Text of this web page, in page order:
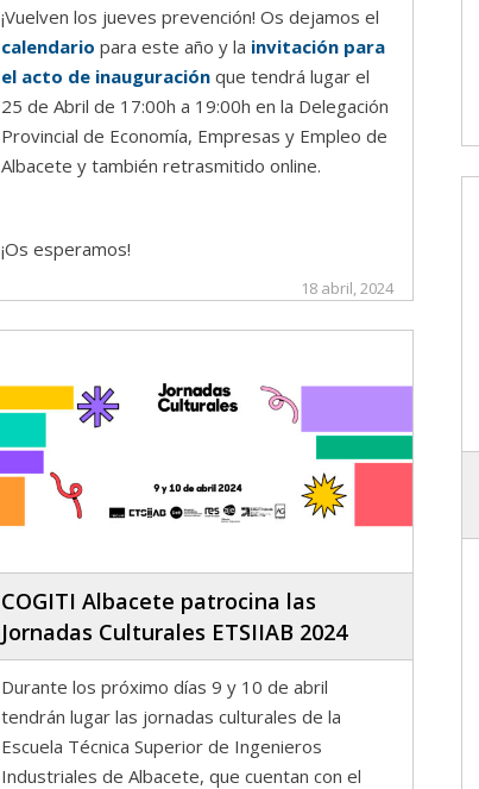
¡Vuelven los jueves prevención! Os dejamos el
calendario para este año y la invitación para
el acto de inauguración que tendrá lugar el
25 de Abril de 17:00h a 19:00h en la Delegación
Provincial de Economía, Empresas y Empleo de
Albacete y también retrasmitido online.
¡Os esperamos!
18 abril, 2024
COGITI Albacete patrocina las
Jornadas Culturales ETSIIAB 2024
Durante los próximo días 9 y 10 de abril
tendrán lugar las jornadas culturales de la
Escuela Técnica Superior de Ingenieros
Industriales de Albacete, que cuentan con el